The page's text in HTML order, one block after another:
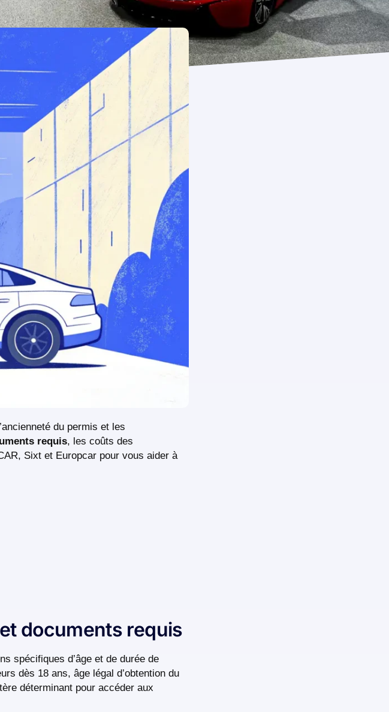
du permis et les
requis, les coûts des
Sixt et Europcar pour vous aider à
documents requis
spécifiques d’âge et de durée de
dès 18 ans, âge légal d’obtention du
déterminant pour accéder aux